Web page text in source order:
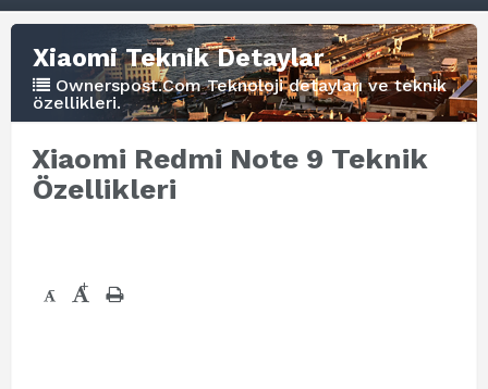
Xiaomi Teknik Detaylar
Ownerspost.Com Teknoloji detayları ve teknik
özellikleri.
Xiaomi Redmi Note 9 Teknik
Özellikleri
- +